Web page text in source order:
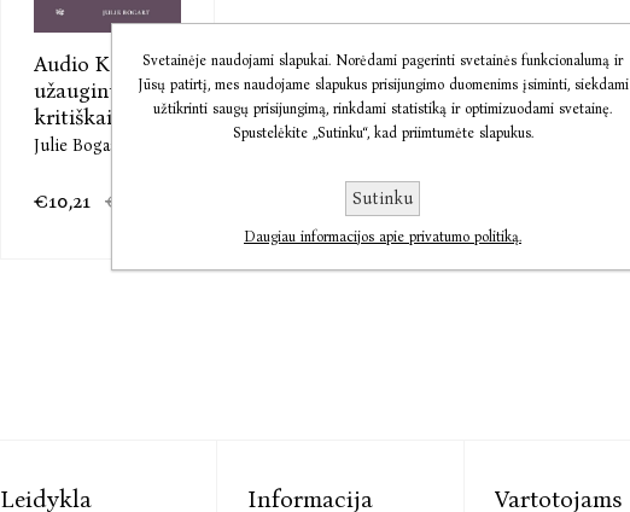
Audio Kaip
užauginti
kritiškai
Julie Bogart
€10,21 €12,76
Leidykla Informacija Vartotojams
Svetainėje naudojami slapukai. Norėdami pagerinti svetainės funkcionalumą ir
Jūsų patirtį, mes naudojame slapukus prisijungimo duomenims įsiminti, siekdami
užtikrinti saugų prisijungimą, rinkdami statistiką ir optimizuodami svetainę.
Spustelėkite „Sutinku“, kad priimtumėte slapukus.
Sutinku
Daugiau informacijos apie privatumo politiką.